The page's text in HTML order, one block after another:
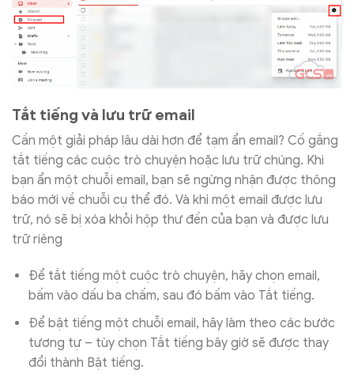
Tắt tiếng và lưu trữ email
Cần một giải pháp lâu dài hơn để tạm ẩn email? Cố gắng
tắt tiếng các cuộc trò chuyện hoặc lưu trữ chúng. Khi
bạn ẩn một chuỗi email, bạn sẽ ngừng nhận được thông
báo mới về chuỗi cụ thể đó. Và khi một email được lưu
trữ, nó sẽ bị xóa khỏi hộp thư đến của bạn và được lưu
trữ riêng
Để tắt tiếng một cuộc trò chuyện, hãy chọn email,
bấm vào dấu ba chấm, sau đó bấm vào Tắt tiếng.
Để bật tiếng một chuỗi email, hãy làm theo các bước
tương tự – tùy chọn Tắt tiếng bây giờ sẽ được thay
đổi thành Bật tiếng.